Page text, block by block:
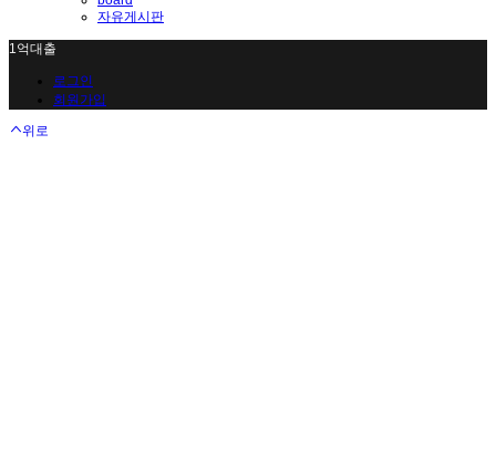
자유게시판
1억대출
로그인
회원가입
위로